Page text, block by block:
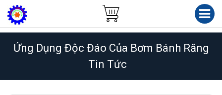
Ứng Dụng Độc Đáo Của Bơm Bánh Răng
Tin Tức